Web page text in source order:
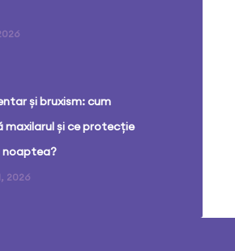
și bruxism: cum
și ce protecție
2026